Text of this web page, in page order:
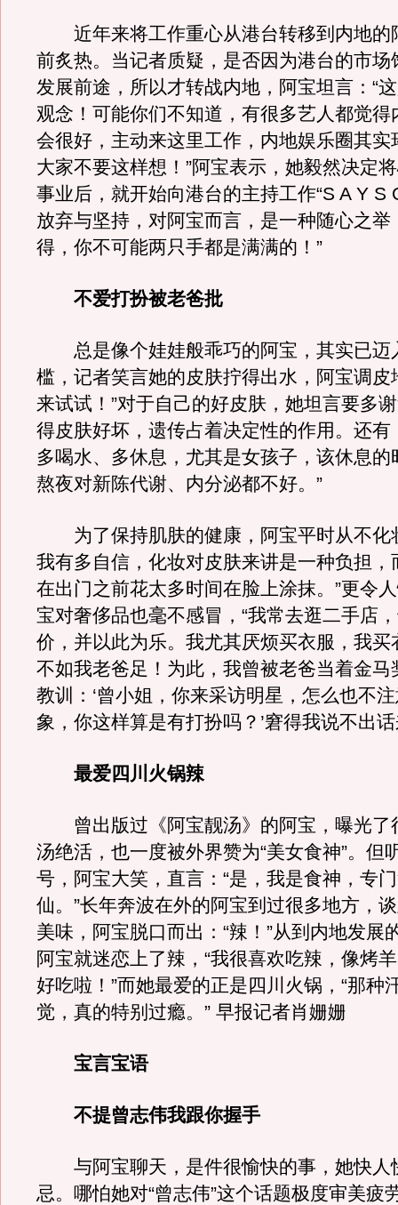
近年来将工作重心从港台转移到内地的
前炙热。当记者质疑，是否因为港台的市场
发展前途，所以才转战内地，阿宝坦言：“
观念！可能你们不知道，有很多艺人都觉得
会很好，主动来这里工作，内地娱乐圈其实
大家不要这样想！”阿宝表示，她毅然决定
事业后，就开始向港台的主持工作“S A Y S
放弃与坚持，对阿宝而言，是一种随心之举
得，你不可能两只手都是满满的！”
不爱打扮被老爸批
总是像个娃娃般乖巧的阿宝，其实已迈
槛，记者笑言她的皮肤拧得出水，阿宝调皮
来试试！”对于自己的好皮肤，她坦言要多
得皮肤好坏，遗传占着决定性的作用。还有
多喝水、多休息，尤其是女孩子，该休息的
熬夜对新陈代谢、内分泌都不好。”
为了保持肌肤的健康，阿宝平时从不化
我有多自信，化妆对皮肤来讲是一种负担，
在出门之前花太多时间在脸上涂抹。”更令
宝对奢侈品也毫不感冒，“我常去逛二手店
价，并以此为乐。我尤其厌烦买衣服，我买
不如我老爸足！为此，我曾被老爸当着金马
教训：‘曾小姐，你来采访明星，怎么也不
象，你这样算是有打扮吗？’窘得我说不出话
最爱四川火锅辣
曾出版过《阿宝靓汤》的阿宝，曝光了
汤绝活，也一度被外界赞为“美女食神”。但
号，阿宝大笑，直言：“是，我是食神，专
仙。”长年奔波在外的阿宝到过很多地方，
美味，阿宝脱口而出：“辣！”从到内地发展
阿宝就迷恋上了辣，“我很喜欢吃辣，像烤
好吃啦！”而她最爱的正是四川火锅，“那种
觉，真的特别过瘾。” 早报记者肖姗姗
宝言宝语
不提曾志伟我跟你握手
与阿宝聊天，是件很愉快的事，她快人
忌。哪怕她对“曾志伟”这个话题极度审美疲